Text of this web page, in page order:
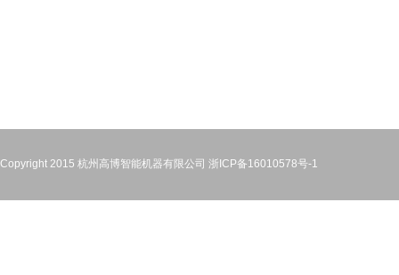
Copyright 2015 杭州高博智能机器有限公司 浙ICP备16010578号-1